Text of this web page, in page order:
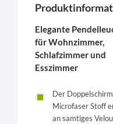
Elegante
für Wohnzimmer,
Schlafzimmer und
Esszimmer
Der
Microfaser Stoff
an samtiges